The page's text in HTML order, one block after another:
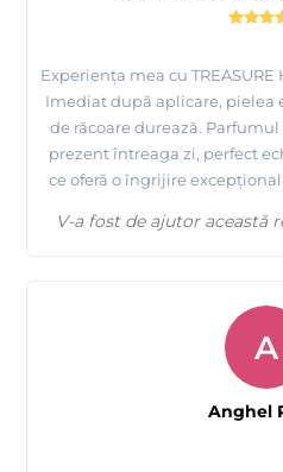
Experiența mea cu
Imediat după aplicare, pielea
de răcoare durează.
prezent întreaga zi, perfect
ce oferă o îngrijire
V-a fost de ajutor această
A
Anghel